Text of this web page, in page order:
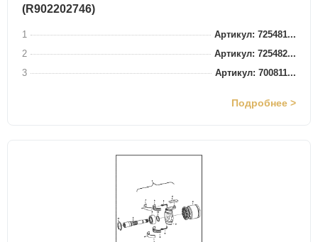
(R902202746)
1
Артикул: 725481...
2
Артикул: 725482...
3
Артикул: 700811...
Подробнее >